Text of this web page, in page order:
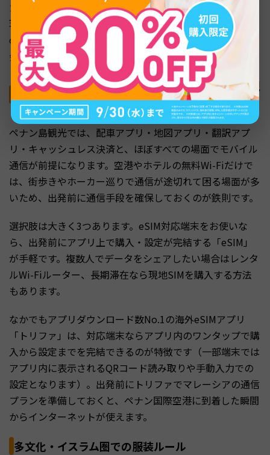
カードが使えますが、ホーカーセンターや小さな屋台では
現金中心です。配車アプリのGrabや現地の電子マネー「T
ouch 'n Go eWallet」も普及しており、現金と併用すると
会計がスムーズです。
海外通信手段の選び方（eSIM・レンタルWi-Fi・現
地SIM）
ペナン島観光では、配車アプリ・地図アプリ・翻訳アプ
リ・キャッシュレス決済と、ほぼすべての場面でモバイル
通信が前提になります。空港やホテルの無料Wi-Fiだけで
は、街歩きやホーカー巡りで通信が途切れて困る場面が多
いため、出発前に通信手段を確保しておくのが鉄則です。
選択肢は大きく3つあります。eSIM対応端末をお使いな
ら、出発前にアプリ上で購入・設定が完結する「eSIM」
が手軽です。複数人でデータをシェアしたい場合はレンタ
ルWi-Fiルーター、長期滞在なら現地SIMを購入する方法
もあります。
なかでもアプリダウンロード数No.1の海外eSIMアプリ
「トリファ」は、対応端末ならアプリ内のワンタップで購
入から設定までを完結できるのが特徴です（一部端末では
アプリ内に表示されるQRコード読み取りや手動入力での
設定となります）。出発前にトリファでマレーシアの通信
プランを準備しておくと、ペナン国際空港に到着した瞬間
からインターネットが使えます。
多文化・イスラム圏での服装ルール